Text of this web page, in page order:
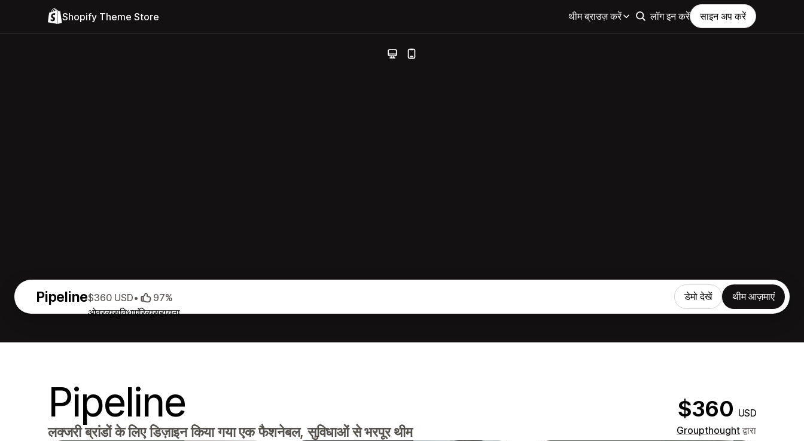
Shopify Theme Store थीम ब्राउज़ करें लॉग इन करें साइन अप करें
Pipeline
ओवरव्यूसुविधाएंरिव्यूसहायता
$360 USD• 97% डेमो देखें थीम आज़माएं
Pipeline $360 USD
लक्जरी ब्रांडों के लिए डिज़ाइन किया गया एक फैशनेबल, सुविधाओं से भरपूर थीम Groupthought द्वारा